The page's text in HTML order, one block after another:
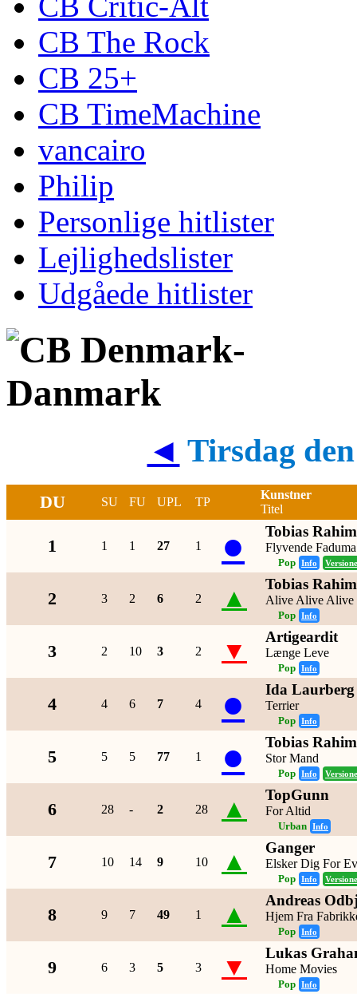
CB The Rock
CB 25+
CB TimeMachine
vancairo
Philip
Personlige hitlister
Lejlighedslister
Udgåede hitlister
◄ Tirsdag
DU SU FU UPL TP
Kunstner
Titel
1 1 1 27 1 ● Tobias Rahim
Flyvende Faduma
Pop Info
2 3 2 6 2 ▲ Tobias Rahim
Alive Alive Alive
Pop Info
3 2 10 3 2 ▼ Artigeardit
Længe Leve
Pop Info
4 4 6 7 4 ● Ida Laurberg
Terrier
Pop Info
5 5 5 77 1 ● Tobias
Stor Mand
Pop Info
6 28 - 2 28 ▲ TopGunn
For Altid
Urban Info
7 10 14 9 10 ▲ Ganger
Elsker Dig For
Pop Info
8 9 7 49 1 ▲ Andreas
Hjem Fra
Pop Info
9 6 3 5 3 ▼ Lukas
Home Movies
Pop Info